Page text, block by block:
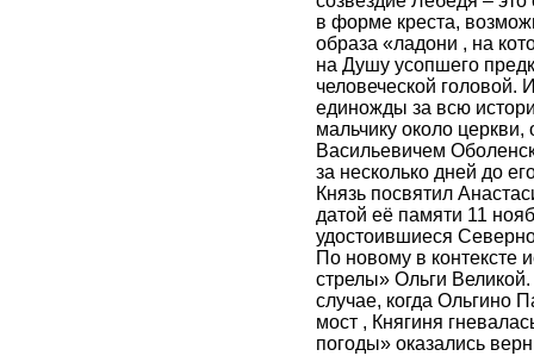
в форме креста,
образа «ладони , на
на Душу усопшего
человеческой головой.
единожды за всю
мальчику около
Васильевичем
за несколько дней до
Князь посвятил
датой её памяти 11
удостоившиеся
По новому в контексте
стрелы» Ольги
случае, когда Ольгино
мост , Княгиня
погоды» оказались